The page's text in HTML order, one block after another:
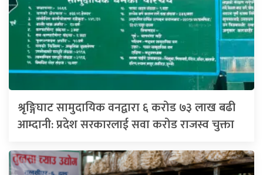
श्रृङ्गिघाट सामुदायिक वनद्वारा ६ करोड ७३ लाख बढी
आम्दानी: प्रदेश सरकारलाई सवा करोड राजस्व चुक्ता